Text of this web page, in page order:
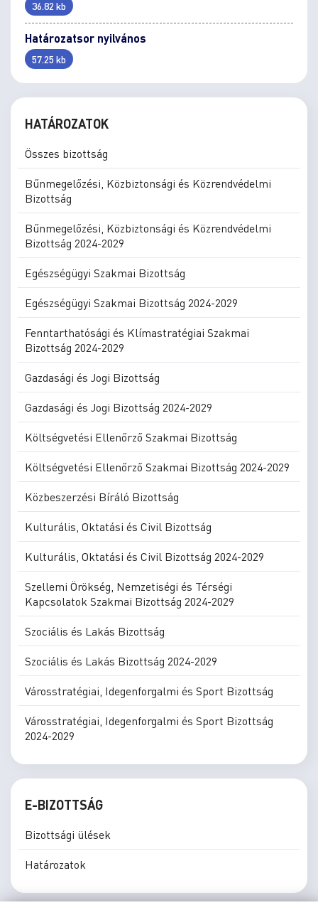
36.82 kb
Határozatsor nyilvános
57.25 kb
HATÁROZATOK
Összes bizottság
Bűnmegelőzési, Közbiztonsági és Közrendvédelmi
Bizottság
Bűnmegelőzési, Közbiztonsági és Közrendvédelmi
Bizottság 2024-2029
Egészségügyi Szakmai Bizottság
Egészségügyi Szakmai Bizottság 2024-2029
Fenntarthatósági és Klímastratégiai Szakmai
Bizottság 2024-2029
Gazdasági és Jogi Bizottság
Gazdasági és Jogi Bizottság 2024-2029
Költségvetési Ellenőrző Szakmai Bizottság
Költségvetési Ellenőrző Szakmai Bizottság 2024-2029
Közbeszerzési Bíráló Bizottság
Kulturális, Oktatási és Civil Bizottság
Kulturális, Oktatási és Civil Bizottság 2024-2029
Szellemi Örökség, Nemzetiségi és Térségi
Kapcsolatok Szakmai Bizottság 2024-2029
Szociális és Lakás Bizottság
Szociális és Lakás Bizottság 2024-2029
Városstratégiai, Idegenforgalmi és Sport Bizottság
Városstratégiai, Idegenforgalmi és Sport Bizottság
2024-2029
E-BIZOTTSÁG
Bizottsági ülések
Határozatok